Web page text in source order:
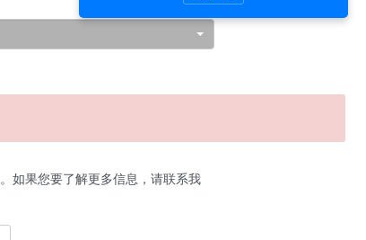
如果您要了解更多信息，请联系我